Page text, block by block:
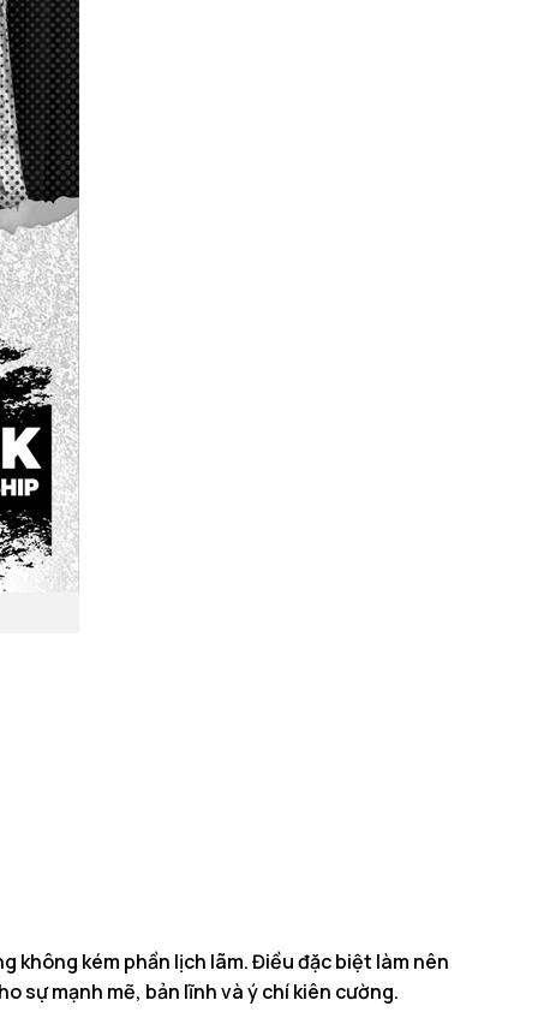
không kém phần lịch lãm. Điều đặc biệt làm nên
sự mạnh mẽ, bản lĩnh và ý chí kiên cường.